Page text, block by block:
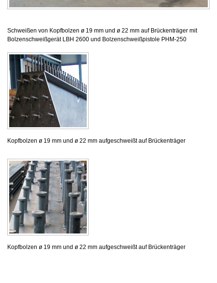
Schweißen von Kopfbolzen ø 19 mm und ø 22 mm auf Brückenträger mit
Bolzenschweißgerät LBH 2600 und Bolzenschweißpistole PHM-250
Kopfbolzen ø 19 mm und ø 22 mm aufgeschweißt auf Brückenträger
Kopfbolzen ø 19 mm und ø 22 mm aufgeschweißt auf Brückenträger